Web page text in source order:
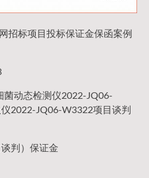
招标项目投标保证金保函案例
动态检测仪2022-JQ06-
2022-JQ06-W3322项目谈判
判）保证金